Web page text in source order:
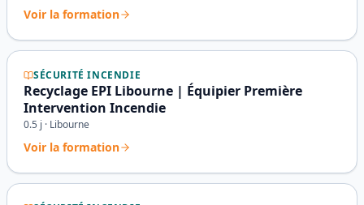
Voir la formation
SÉCURITÉ INCENDIE
Recyclage EPI Libourne | Équipier Première
Intervention Incendie
0.5 j · Libourne
Voir la formation